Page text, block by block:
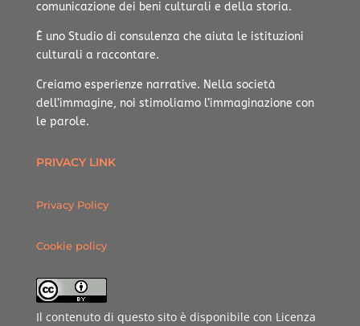
comunicazione dei beni culturali e della storia.
È uno Studio di consulenza che aiuta le istituzioni
culturali a raccontare.
Creiamo esperienze narrative. Nella società
dell’immagine, noi stimoliamo l’immaginazione con
le parole.
PRIVACY LINK
Privacy Policy
Cookie policy
Il contenuto di questo sito è disponibile con Licenza